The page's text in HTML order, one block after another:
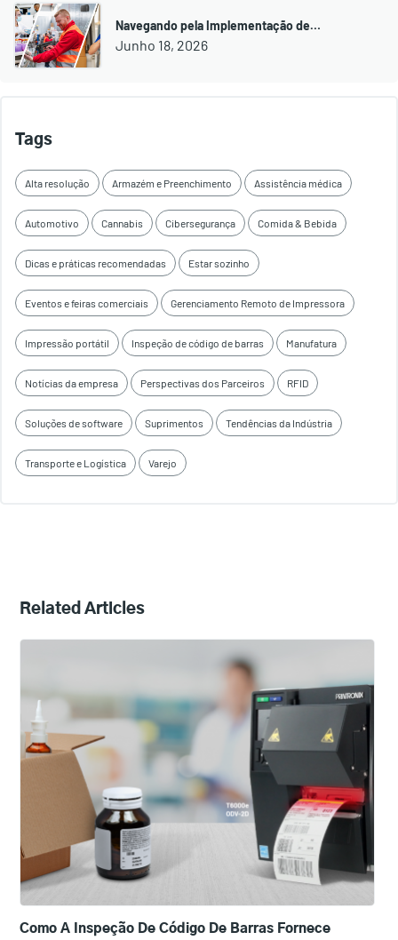
Navegando pela Implementação de…
Junho 18, 2026
Tags
Alta resolução Armazém e Preenchimento Assistência médica
Automotivo Cannabis Cibersegurança Comida & Bebida
Dicas e práticas recomendadas Estar sozinho
Eventos e feiras comerciais Gerenciamento Remoto de Impressora
Impressão portátil Inspeção de código de barras Manufatura
Notícias da empresa Perspectivas dos Parceiros RFID
Soluções de software Suprimentos Tendências da Indústria
Transporte e Logística Varejo
Related Articles
Como A Inspeção De Código De Barras Fornece